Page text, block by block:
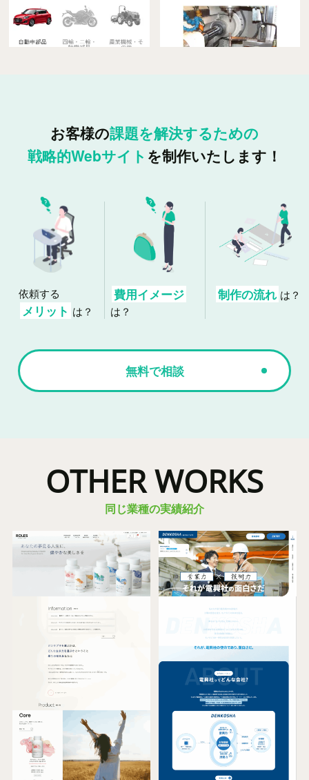
お客様の課題を解決するための
戦略的Webサイト を制作いたします！
依頼する
メリット は？
費用イメージ
は？
制作の流れ は？
無料で相談
OTHER WORKS
同じ業種の実績紹介